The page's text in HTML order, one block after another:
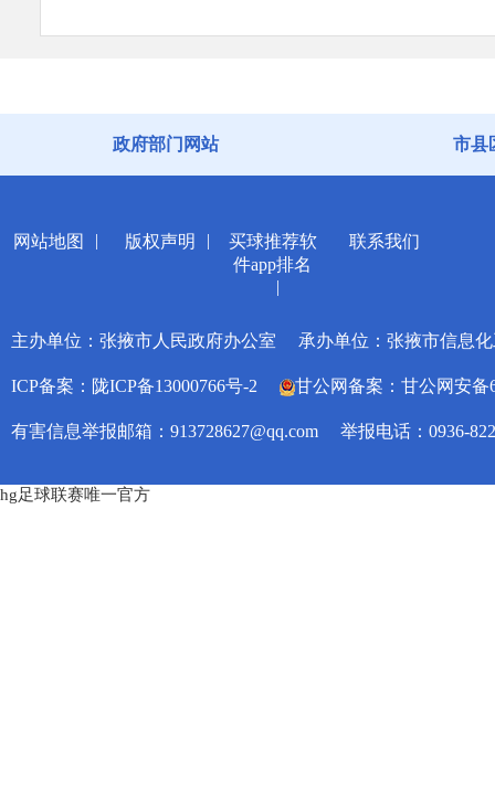
政府部门网站 市县
网站地图 | 版权声明 |
买球推荐软
件app排名
|
联系我们
主办单位：张掖市人民政府办公室 承办单位：张掖市信息
ICP备案：陇ICP备13000766号-2 甘公网备案：甘公网安备
有害信息举报邮箱： 913728627@qq.com 举报电话：0936-
hg足球联赛唯一官方